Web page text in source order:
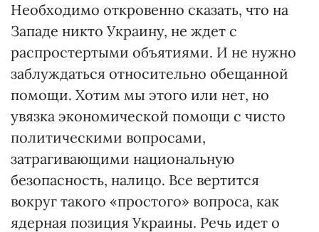
Необходимо откровенно сказать, что на
Западе никто Украину, не ждет с
распростертыми объятиями. И не нужно
заблуждаться относительно обещанной
помощи. Хотим мы этого или нет, но
увязка экономической помощи с чисто
политическими вопросами,
затрагивающими национальную
безопасность, налицо. Все вертится
вокруг такого «простого» вопроса, как
ядерная позиция Украины. Речь идет о